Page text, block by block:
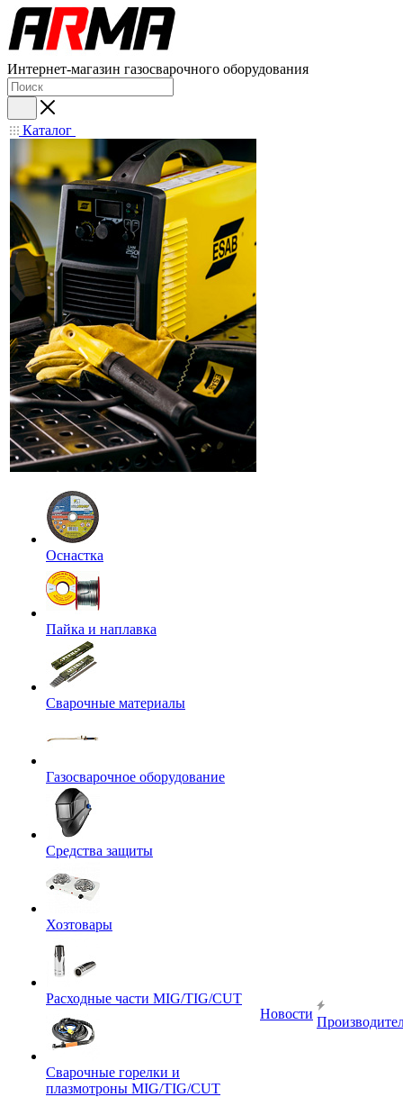
Интернет-магазин газосварочного оборудования
Каталог
Оснастка
Пайка и наплавка
Сварочные материалы
Газосварочное оборудование
Средства защиты
Хозтовары
Расходные части MIG/TIG/CUT
Сварочные горелки и
плазмотроны MIG/TIG/CUT
Новости